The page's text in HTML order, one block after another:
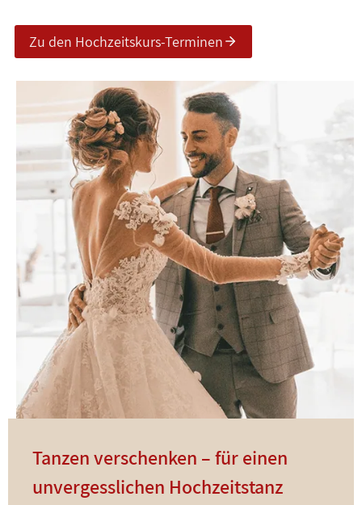
Zu den Hochzeitskurs-Terminen
Tanzen verschenken – für einen
unvergesslichen Hochzeitstanz